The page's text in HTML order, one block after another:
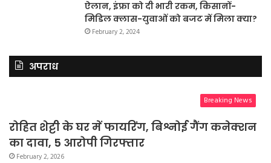
ऐलान, इंफ्रा को दी भारी रकम, किसानों-
मिडिल क्लास-युवाओं को बजट में मिला क्या?
February 2, 2024
अपराध
Breaking News
रोहित शेट्टी के घर में फायरिंग, बिश्नोई गैंग कनेक्शन
का दावा, 5 आरोपी गिरफ्तार
February 2, 2026